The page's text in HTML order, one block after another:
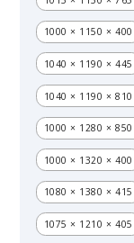
1000 × 1150 × 400
1040 × 1190 × 445
1040 × 1190 × 810
1000 × 1280 × 850
1000 × 1320 × 400
1080 × 1380 × 415
1075 × 1210 × 405